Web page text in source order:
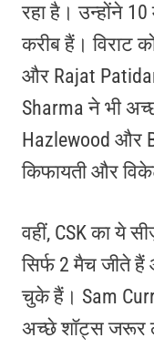
रहा है। उन्होंने
करीब हैं। विराट
और Rajat
Sharma ने भी
Hazlewood और
किफायती और
वहीं, CSK का ये
सिर्फ 2 मैच जीते
चुके हैं। Sam
अच्छे शॉट्स जरूर